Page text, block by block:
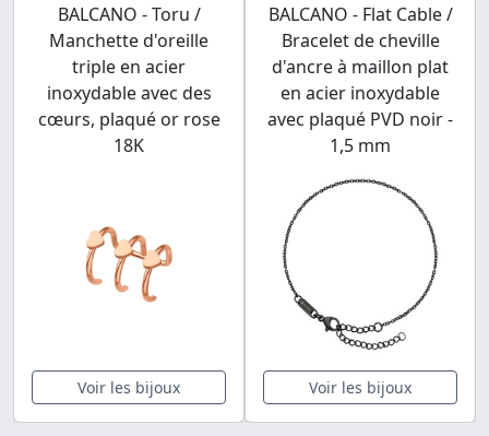
BALCANO - Toru /
Manchette d'oreille
triple en acier
inoxydable avec des
cœurs, plaqué or rose
18K
Voir les bijoux
BALCANO - Flat Cable /
Bracelet de cheville
d'ancre à maillon plat
en acier inoxydable
avec plaqué PVD noir -
1,5 mm
Voir les bijoux